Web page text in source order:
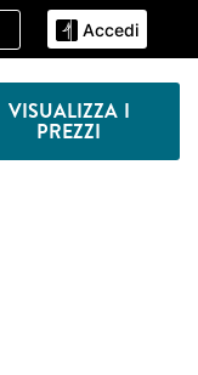
Accedi
VISUALIZZA I
PREZZI